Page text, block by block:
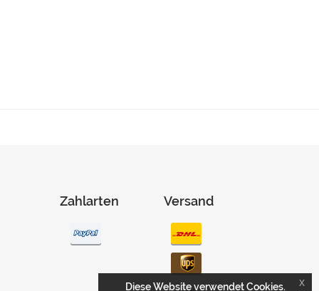
Zahlarten Versand
Diese Website verwendet Cookies. x